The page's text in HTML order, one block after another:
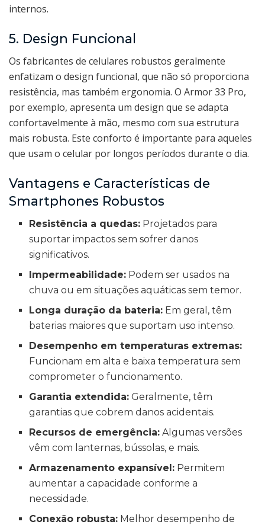
internos.
5. Design Funcional
Os fabricantes de celulares robustos geralmente
enfatizam o design funcional, que não só proporciona
resistência, mas também ergonomia. O Armor 33 Pro,
por exemplo, apresenta um design que se adapta
confortavelmente à mão, mesmo com sua estrutura
mais robusta. Este conforto é importante para aqueles
que usam o celular por longos períodos durante o dia.
Vantagens e Características de
Smartphones Robustos
Resistência a quedas: Projetados para
suportar impactos sem sofrer danos
significativos.
Impermeabilidade: Podem ser usados na
chuva ou em situações aquáticas sem temor.
Longa duração da bateria: Em geral, têm
baterias maiores que suportam uso intenso.
Desempenho em temperaturas extremas:
Funcionam em alta e baixa temperatura sem
comprometer o funcionamento.
Garantia extendida: Geralmente, têm
garantias que cobrem danos acidentais.
Recursos de emergência: Algumas versões
vêm com lanternas, bússolas, e mais.
Armazenamento expansível: Permitem
aumentar a capacidade conforme a
necessidade.
Conexão robusta: Melhor desempenho de